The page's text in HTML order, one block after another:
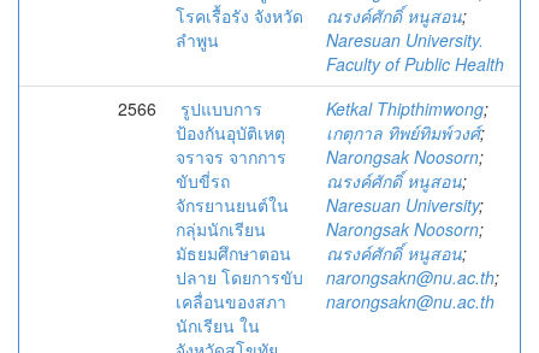
โรคเรื้อรัง จังหวัด
ลำพูน
ณรงค์ศักดิ์ หนูสอน;
Naresuan University.
Faculty of Public Health
2566
รูปแบบการ
ป้องกันอุบัติเหตุ
จราจร จากการ
ขับขี่รถ
จักรยานยนต์ใน
กลุ่มนักเรียน
มัธยมศึกษาตอน
ปลาย โดยการขับ
เคลื่อนของสภา
นักเรียน ใน
Ketkal Thipthimwong;
เกตุกาล ทิพย์ทิมพ์วงศ์;
Narongsak Noosorn;
ณรงค์ศักดิ์ หนูสอน;
Naresuan University;
Narongsak Noosorn;
ณรงค์ศักดิ์ หนูสอน;
narongsakn@nu.ac.th;
narongsakn@nu.ac.th